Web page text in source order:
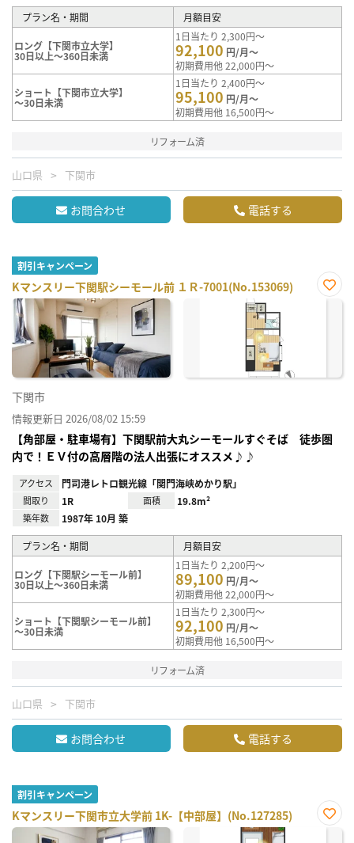
プラン名・期間 月額目安
ロング【下関市立大学】
30日以上～360日未満
1日当たり 2,300円～
92,100 円/月～
初期費用他 22,000円～
ショート【下関市立大学】
～30日未満
1日当たり 2,400円～
95,100 円/月～
初期費用他 16,500円～
リフォーム済
山口県 下関市
お問合わせ 電話する
割引キャンペーン
Kマンスリー下関駅シーモール前 １Ｒ-7001(No.153069)
お気
下関市
情報更新日 2026/08/02 15:59
【角部屋・駐車場有】下関駅前大丸シーモールすぐそば 徒歩圏
内で！ＥＶ付の高層階の法人出張にオススメ♪♪
アクセス 門司港レトロ観光線「関門海峡めかり駅」
間取り 1R 面積 19.8m²
築年数 1987年 10月 築
プラン名・期間 月額目安
ロング【下関駅シーモール前】
30日以上～360日未満
1日当たり 2,200円～
89,100 円/月～
初期費用他 22,000円～
ショート【下関駅シーモール前】
～30日未満
1日当たり 2,300円～
92,100 円/月～
初期費用他 16,500円～
リフォーム済
山口県 下関市
お問合わせ 電話する
割引キャンペーン
Kマンスリー下関市立大学前 1K-【中部屋】(No.127285)
お気